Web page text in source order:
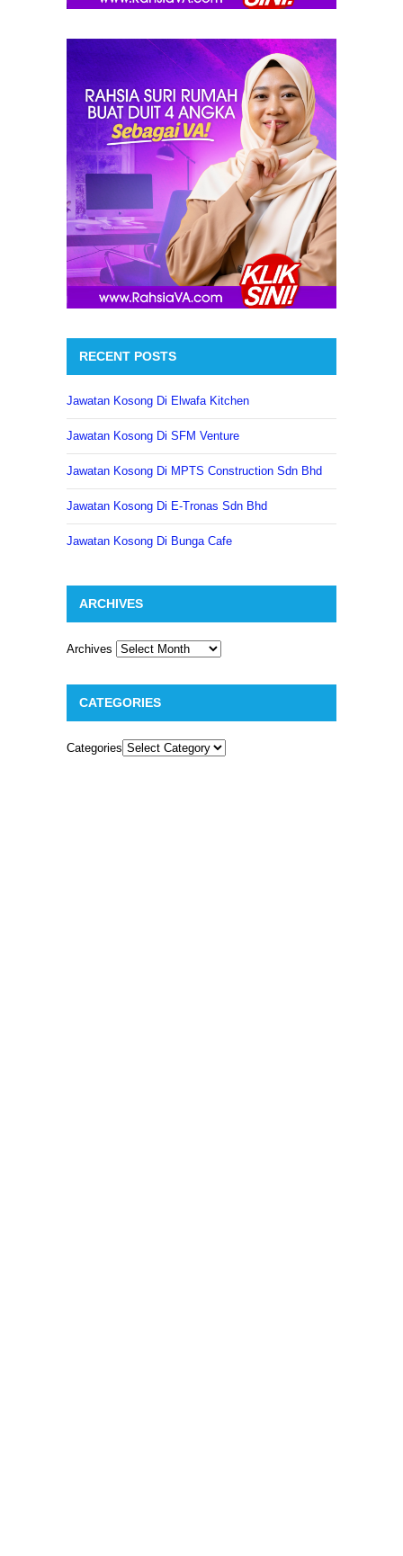
RECENT POSTS
Jawatan Kosong Di Elwafa Kitchen
Jawatan Kosong Di SFM Venture
Jawatan Kosong Di MPTS Construction Sdn Bhd
Jawatan Kosong Di E-Tronas Sdn Bhd
Jawatan Kosong Di Bunga Cafe
ARCHIVES
Archives
CATEGORIES
Categories